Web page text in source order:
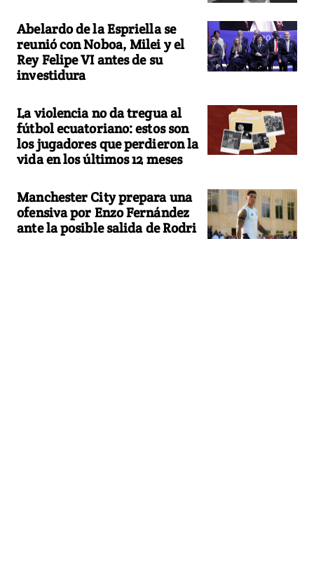
Abelardo de la Espriella se
reunió con Noboa, Milei y el
Rey Felipe VI antes de su
investidura
La violencia no da tregua al
fútbol ecuatoriano: estos son
los jugadores que perdieron la
vida en los últimos 12 meses
Manchester City prepara una
ofensiva por Enzo Fernández
ante la posible salida de Rodri